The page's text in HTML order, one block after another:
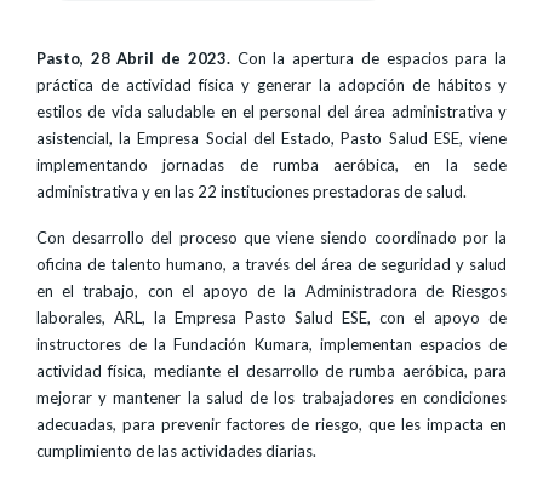
Pasto, 28 Abril de 2023.Con la apertura de espacios para la
práctica de actividad física y generar la adopción de hábitos y
estilos de vida saludable en el personal del área administrativa y
asistencial, la Empresa Social del Estado, Pasto Salud ESE, viene
implementando jornadas de rumba aeróbica, en la sede
administrativa y en las 22 instituciones prestadoras de salud.
Con desarrollo del proceso que viene siendo coordinado por la
oficina de talento humano, a través del área de seguridad y salud
en el trabajo, con el apoyo de la Administradora de Riesgos
laborales, ARL, la Empresa Pasto Salud ESE, con el apoyo de
instructores de la Fundación Kumara, implementan espacios de
actividad física, mediante el desarrollo de rumba aeróbica, para
mejorar y mantener la salud de los trabajadores en condiciones
adecuadas, para prevenir factores de riesgo, que les impacta en
cumplimiento de las actividades diarias.